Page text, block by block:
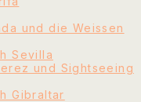
und die Weissen
Sevilla
und Sightseeing
Gibraltar